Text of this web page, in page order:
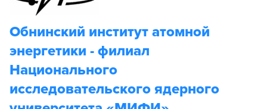
Обнинский институт атомной
энергетики - филиал
Национального
исследовательского ядерного